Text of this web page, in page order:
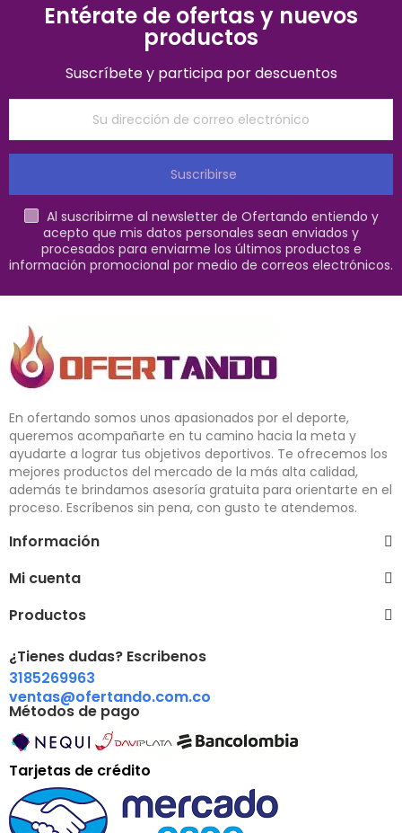
Entérate de ofertas y nuevos
productos
Suscríbete y participa por descuentos
Suscribirse
Al suscribirme al newsletter de Ofertando entiendo y
acepto que mis datos personales sean enviados y
procesados para enviarme los últimos productos e
información promocional por medio de correos electrónicos.
En ofertando somos unos apasionados por el deporte,
queremos acompañarte en tu camino hacia la meta y
ayudarte a lograr tus objetivos deportivos. Te ofrecemos los
mejores productos del mercado de la más alta calidad,
además te brindamos asesoría gratuita para orientarte en el
proceso. Escríbenos sin pena, con gusto te atendemos.
Información
Mi cuenta
Productos
¿Tienes dudas? Escribenos
3185269963
ventas@ofertando.com.co
Métodos de pago
Tarjetas de crédito